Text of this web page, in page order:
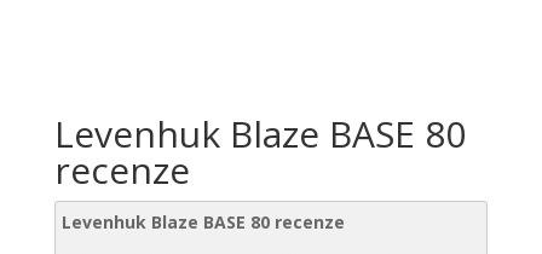
Levenhuk Blaze BASE 80
recenze
Levenhuk Blaze BASE 80 recenze